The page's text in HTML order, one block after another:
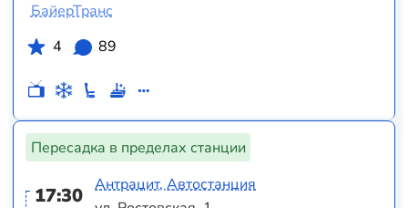
БайерТранс
4
89
Пересадка в пределах станции
17:30
Антрацит, Автостанция